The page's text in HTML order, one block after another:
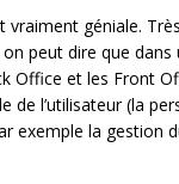
géniale.
peut dire que
Office et les Front
de l’utilisateur (la
exemple la gestion